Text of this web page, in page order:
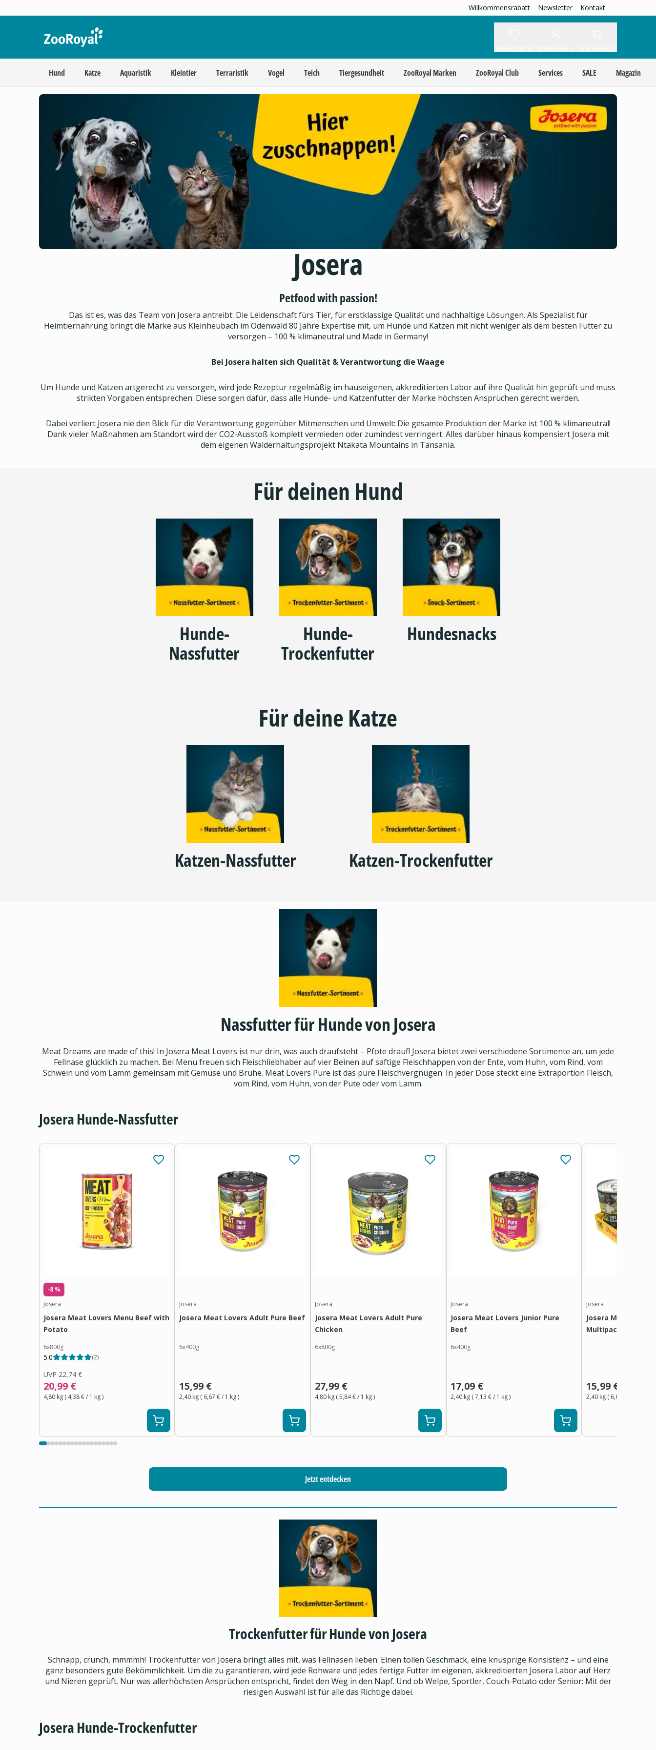
Willkommensrabatt Newsletter Kontakt
Hund Katze Aquaristik Kleintier Terraristik Vogel Teich Tiergesundheit ZooRoyal Marken ZooRoyal Club Services SALE Magazin
Josera
Petfood with passion!
Das ist es, was das Team von Josera antreibt: Die Leidenschaft fürs Tier, für erstklassige Qualität und nachhaltige Lösungen. Als Spezialist für
Heimtiernahrung bringt die Marke aus Kleinheubach im Odenwald 80 Jahre Expertise mit, um Hunde und Katzen mit nicht weniger als dem besten Futter zu
versorgen – 100 % klimaneutral und Made in Germany!
Bei Josera halten sich Qualität & Verantwortung die Waage
Um Hunde und Katzen artgerecht zu versorgen, wird jede Rezeptur regelmäßig im hauseigenen, akkreditierten Labor auf ihre Qualität hin geprüft und muss
strikten Vorgaben entsprechen. Diese sorgen dafür, dass alle Hunde- und Katzenfutter der Marke höchsten Ansprüchen gerecht werden.
Dabei verliert Josera nie den Blick für die Verantwortung gegenüber Mitmenschen und Umwelt: Die gesamte Produktion der Marke ist 100 % klimaneutral!
Dank vieler Maßnahmen am Standort wird der CO2-Ausstoß komplett vermieden oder zumindest verringert. Alles darüber hinaus kompensiert Josera mit
dem eigenen Walderhaltungsprojekt Ntakata Mountains in Tansania.
Für deinen Hund
Hunde-
Nassfutter
Hunde-
Trockenfutter
Hundesnacks
Für deine Katze
Katzen-Nassfutter Katzen-Trockenfutter
Nassfutter für Hunde von Josera
Meat Dreams are made of this! In Josera Meat Lovers ist nur drin, was auch draufsteht – Pfote drauf! Josera bietet zwei verschiedene Sortimente an, um jede
Fellnase glücklich zu machen. Bei Menu freuen sich Fleischliebhaber auf vier Beinen auf saftige Fleischhappen von der Ente, vom Huhn, vom Rind, vom
Schwein und vom Lamm gemeinsam mit Gemüse und Brühe. Meat Lovers Pure ist das pure Fleischvergnügen: In jeder Dose steckt eine Extraportion Fleisch,
vom Rind, vom Huhn, von der Pute oder vom Lamm.
Josera Hunde-Nassfutter
-8 %
Josera
Josera Meat Lovers Menu Beef with
Potato
6x800g
5.0 (2)
UVP 22,74 €
20,99 €
4,80 kg ( 4,38 €/ 1 kg)
Josera
Josera Meat Lovers Adult Pure Beef
6x400g
15,99 €
2,40 kg ( 6,67 €/ 1 kg)
Josera
Josera Meat Lovers Adult Pure
Chicken
6x800g
27,99 €
4,80 kg (5,84 €/ 1 kg)
Josera
Josera Meat Lovers Junior Pure
Beef
6x400g
17,09 €
2,40 kg (7,13 €/ 1 kg)
Josera
Josera Meat
Multipack 6x400 g
15,99 €
2,40 kg ( 6,67 €
Jetzt entdecken
Trockenfutter für Hunde von Josera
Schnapp, crunch, mmmmh! Trockenfutter von Josera bringt alles mit, was Fellnasen lieben: Einen tollen Geschmack, eine knusprige Konsistenz – und eine
ganz besonders gute Bekömmlichkeit. Um die zu garantieren, wird jede Rohware und jedes fertige Futter im eigenen, akkreditierten Josera Labor auf Herz
und Nieren geprüft. Nur was allerhöchsten Ansprüchen entspricht, findet den Weg in den Napf. Und ob Welpe, Sportler, Couch-Potato oder Senior: Mit der
riesigen Auswahl ist für alle das Richtige dabei.
Josera Hunde-Trockenfutter